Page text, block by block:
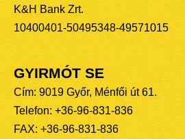
K&H Bank Zrt.
10400401-50495348-49571015
GYIRMÓT SE
Cím: 9019 Győr, Ménfői út 61.
Telefon: +36-96-831-836
FAX: +36-96-831-836